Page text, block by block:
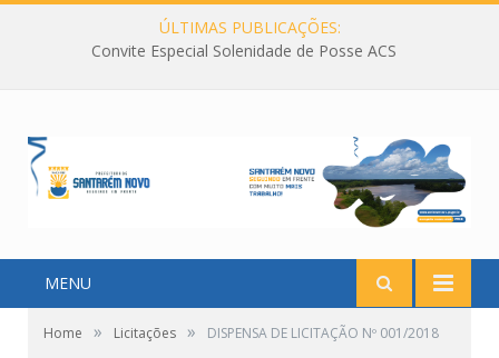
ÚLTIMAS PUBLICAÇÕES:
Convite Especial Solenidade de Posse ACS
MENU
Home » Licitações » DISPENSA DE LICITAÇÃO Nº 001/2018